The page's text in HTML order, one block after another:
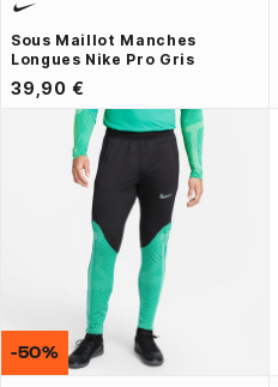
Sous Maillot Manches
Longues Nike Pro Gris
39,90 €
-50%